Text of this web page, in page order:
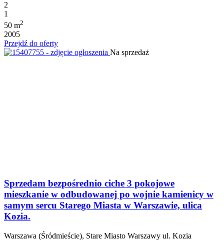
2
1
50 m2
2005
Przejdź do oferty
Na sprzedaż
Sprzedam bezpośrednio ciche 3 pokojowe
mieszkanie w odbudowanej po wojnie kamienicy w
samym sercu Starego Miasta w Warszawie, ulica
Kozia.
Warszawa (Śródmieście), Stare Miasto Warszawy ul. Kozia